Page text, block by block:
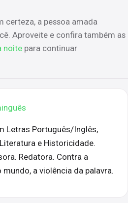
certeza, a pessoa amada
Aproveite e confira também as
noite para continuar
Letras Português/Inglês,
e Historicidade.
Redatora. Contra a
a violência da palavra.